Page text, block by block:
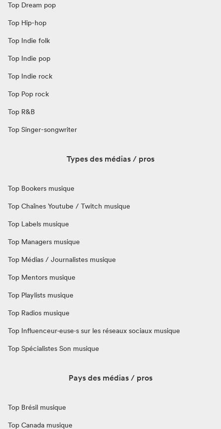
Top Dream pop
Top Hip-hop
Top Indie folk
Top Indie pop
Top Indie rock
Top Pop rock
Top R&B
Top Singer-songwriter
Types des médias / pros
Top Bookers musique
Top Chaînes Youtube / Twitch musique
Top Labels musique
Top Managers musique
Top Médias / Journalistes musique
Top Mentors musique
Top Playlists musique
Top Radios musique
Top Influenceur·euse·s sur les réseaux sociaux musique
Top Spécialistes Son musique
Pays des médias / pros
Top Brésil musique
Top Canada musique